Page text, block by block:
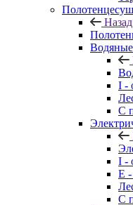
Назад
Водяные
I -
С
I -
E
С